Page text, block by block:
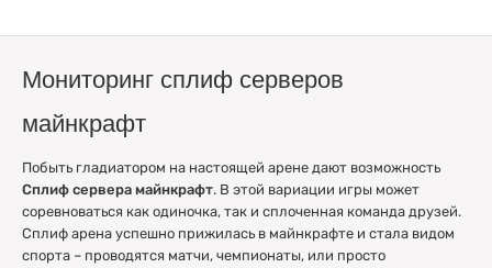
Мониторинг сплиф серверов
майнкрафт
Побыть гладиатором на настоящей арене дают возможность
Сплиф сервера майнкрафт. В этой вариации игры может
соревноваться как одиночка, так и сплоченная команда друзей.
Сплиф арена успешно прижилась в майнкрафте и стала видом
спорта – проводятся матчи, чемпионаты, или просто